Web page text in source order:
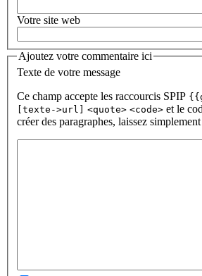
Votre site web
Ajoutez votre commentaire ici
Texte de votre message
Ce champ accepte les raccourcis SPIP
[texte->url]
<quote> <code> et le
créer des paragraphes, laissez